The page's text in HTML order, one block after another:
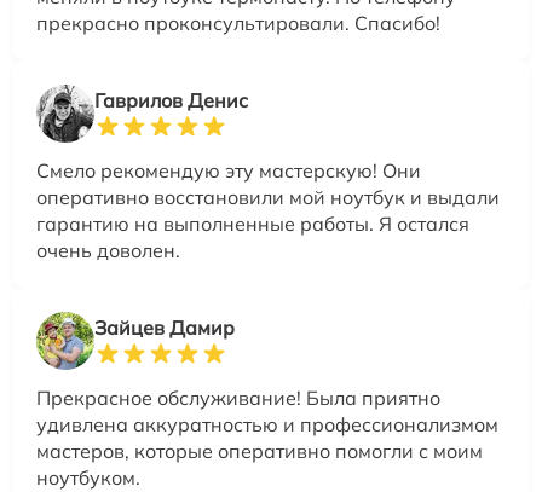
прекрасно проконсультировали. Спасибо!
Гаврилов Денис
Смело рекомендую эту мастерскую! Они
оперативно восстановили мой ноутбук и выдали
гарантию на выполненные работы. Я остался
очень доволен.
Зайцев Дамир
Прекрасное обслуживание! Была приятно
удивлена аккуратностью и профессионализмом
мастеров, которые оперативно помогли с моим
ноутбуком.